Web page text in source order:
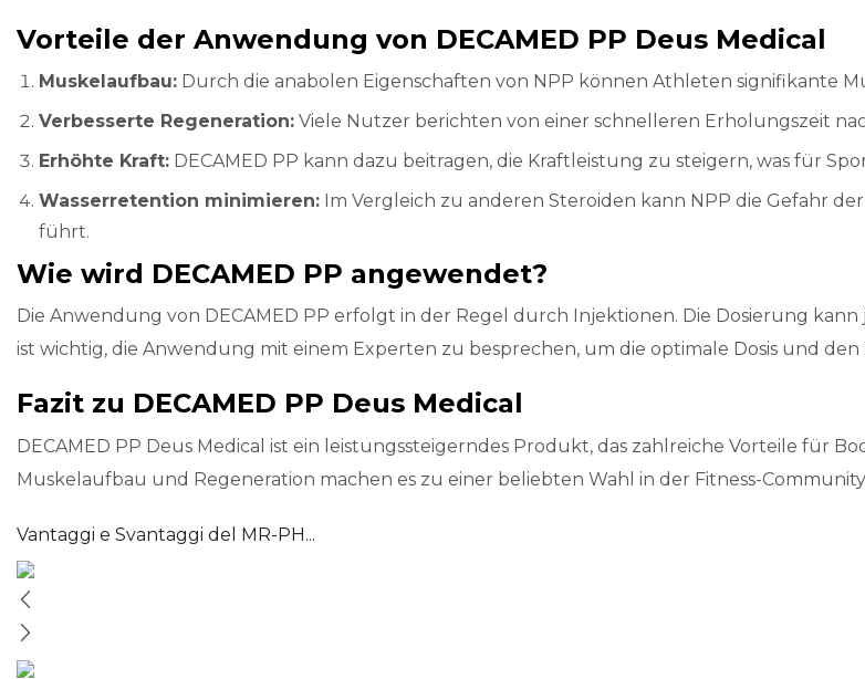
Vorteile der Anwendung von DECAMED PP Deus Medical
Muskelaufbau: Durch die anabolen Eigenschaften von NPP können Athleten signifikante
Verbesserte Regeneration: Viele Nutzer berichten von einer schnelleren Erholungszeit
Erhöhte Kraft: DECAMED PP kann dazu beitragen, die Kraftleistung zu steigern, was für
Wasserretention minimieren: Im Vergleich zu anderen Steroiden kann NPP die Gefahr
führt.
Wie wird DECAMED PP angewendet?
Die Anwendung von DECAMED PP erfolgt in der Regel durch Injektionen. Die Dosierung
ist wichtig, die Anwendung mit einem Experten zu besprechen, um die optimale Dosis und
Fazit zu DECAMED PP Deus Medical
DECAMED PP Deus Medical ist ein leistungssteigerndes Produkt, das zahlreiche Vorteile für
Muskelaufbau und Regeneration machen es zu einer beliebten Wahl in der Fitness-
Vantaggi e Svantaggi del MR-PH...